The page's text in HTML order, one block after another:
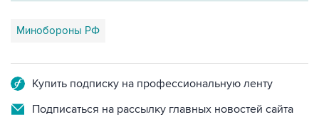
Минобороны РФ
Купить подписку на профессиональную ленту
Подписаться на рассылку главных новостей сайта